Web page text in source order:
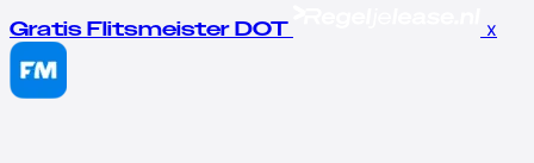
Gratis Flitsmeister DOT x